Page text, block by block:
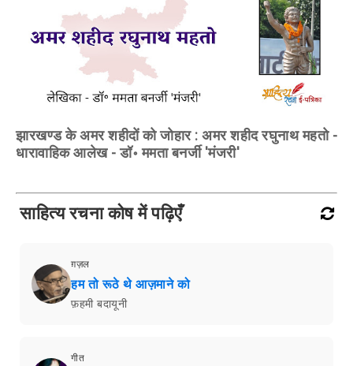
झारखण्ड के अमर शहीदों को जोहार : अमर शहीद रघुनाथ महतो -
धारावाहिक आलेख - डॉ॰ ममता बनर्जी 'मंजरी'
साहित्य रचना कोष में पढ़िएँ
ग़ज़ल
हम तो रूठे थे आज़माने को
फ़हमी बदायूनी
गीत